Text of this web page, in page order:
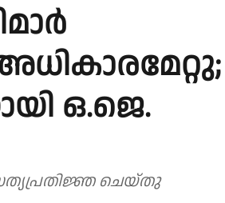
ഒ.ജെ.
സത്യപ്രതിജ്ഞ ചെയ്തു